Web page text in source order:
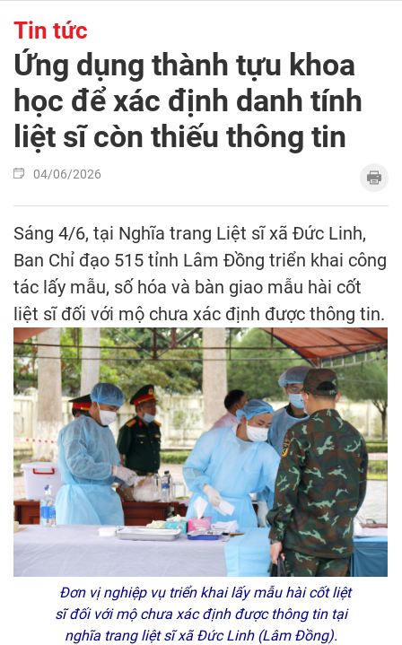
Tin tức
Ứng dụng thành tựu khoa
học để xác định danh tính
liệt sĩ còn thiếu thông tin
04/06/2026
Sáng 4/6, tại Nghĩa trang Liệt sĩ xã Đức Linh,
Ban Chỉ đạo 515 tỉnh Lâm Đồng triển khai công
tác lấy mẫu, số hóa và bàn giao mẫu hài cốt
liệt sĩ đối với mộ chưa xác định được thông tin.
Đơn vị nghiệp vụ triển khai lấy mẫu hài cốt liệt
sĩ đối với mộ chưa xác định được thông tin tại
nghĩa trang liệt sĩ xã Đức Linh (Lâm Đồng).